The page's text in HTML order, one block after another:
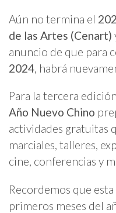
Aún no termina el
de las Artes (Cenart)
anuncio de que para
2024, habrá
Para la tercera
Año Nuevo Chino
actividades gratuitas
marciales, talleres,
cine, conferencias y
Recordemos que
primeros meses del